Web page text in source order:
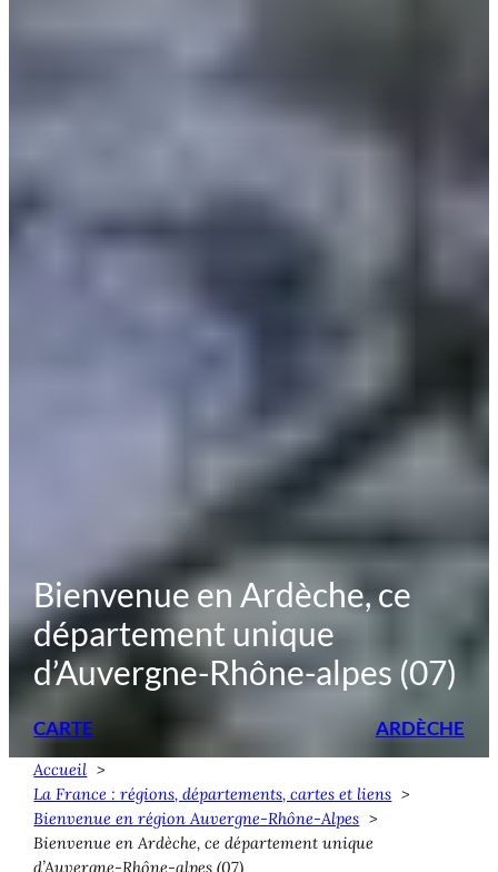
Bienvenue en Ardèche, ce
département unique
d’Auvergne-Rhône-alpes (07)
CARTE ARDÈCHE
Accueil
La France : régions, départements, cartes et liens
Bienvenue en région Auvergne-Rhône-Alpes
Bienvenue en Ardèche, ce département unique
d’Auvergne-Rhône-alpes (07)